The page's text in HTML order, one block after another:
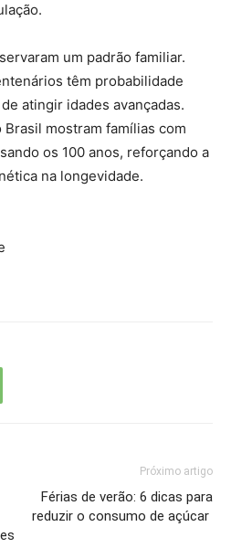
um padrão familiar.
têm probabilidade
atingir idades avançadas.
Brasil mostram famílias com
os 100 anos, reforçando a
na longevidade.
Próximo artigo
Férias de verão: 6 dicas para
reduzir o consumo de açúcar